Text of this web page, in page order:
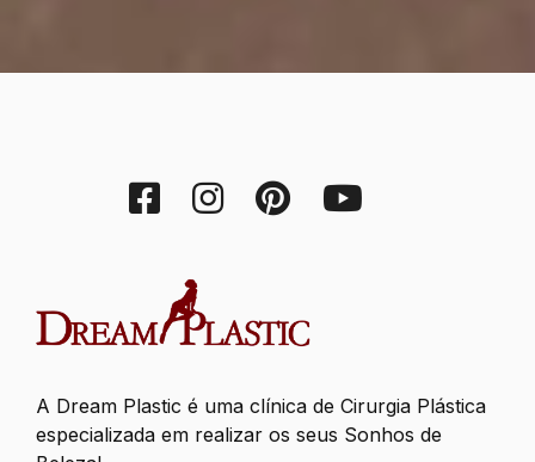
A Dream Plastic é uma clínica de Cirurgia Plástica
especializada em realizar os seus Sonhos de